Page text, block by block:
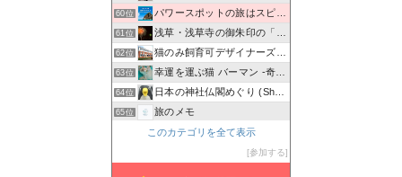
60位 パワースポットの旅はスピリチュアル！
61位 浅草・浅草寺の御朱印の「種類・値段・待ち時間・混雑状況」お…
62位 猫のみ飼育可デザイナーズ物件 prima-fortuna
63位 幸運を運ぶ猫 バーマン -奇跡のキャッテリー物語-
64位 日本の神社仏閣めぐり (Shrine Japan Info)
65位 旅のメモ
パワースポット
アンチエイジングとパワースポットのブログ
このカテゴリを全て表示
参加する